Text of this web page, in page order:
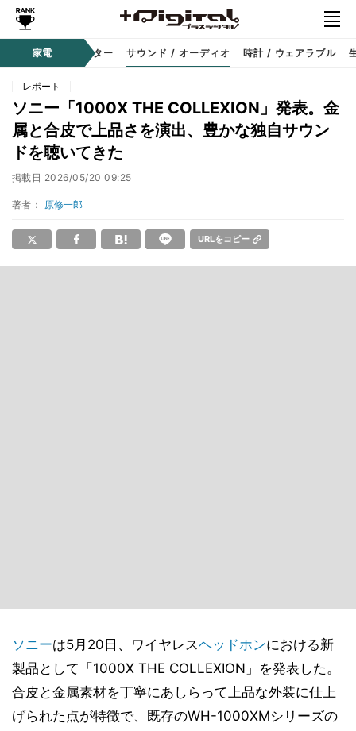
家電プロジェクター サウンド / オーディオ 時計 / ウェアラブル
レポート
ソニー「1000X THE COLLEXION」発表。金
属と合皮で上品さを演出、豊かな独自サウン
ドを聴いてきた
掲載日 2026/05/20 09:25
著者： 原修一郎
URLをコピー
ソニーは5月20日、ワイヤレスヘッドホンにおける新
製品として「1000X THE COLLEXION」を発表した。
合皮と金属素材を丁寧にあしらって上品な外装に仕上
げられた点が特徴で、既存のWH-1000XMシリーズの